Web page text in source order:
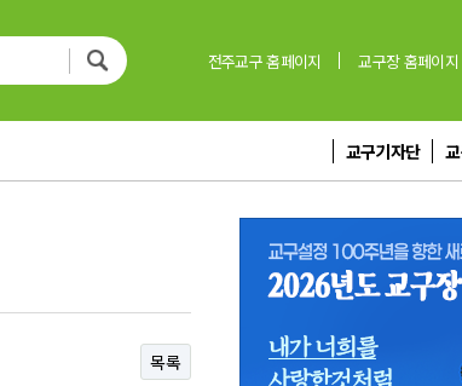
전주교구 홈페이지 교구장 홈페이지
교구기자단
목록